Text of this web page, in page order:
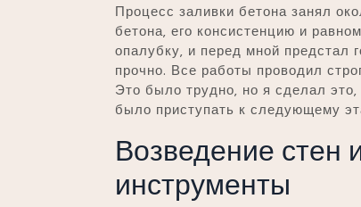
Процесс заливки бетона занял
бетона‚ его консистенцию и
опалубку‚ и перед мной
прочно. Все работы проводил
Это было трудно‚ но я сделал
было приступать к следующему
Возведение стен
инструменты